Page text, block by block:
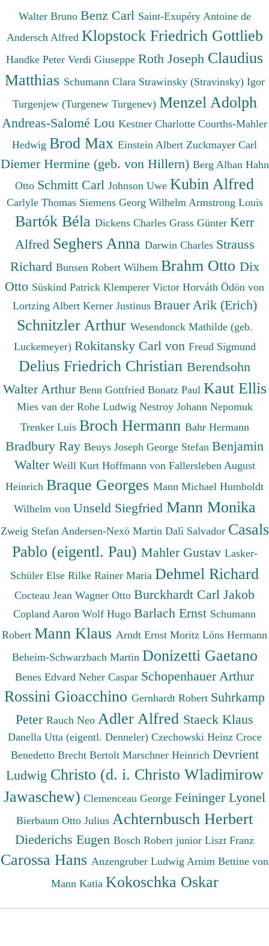
Walter Bruno Benz Carl Saint-Exupéry Antoine de
Andersch Alfred Klopstock Friedrich Gottlieb
Handke Peter Verdi Giuseppe Roth Joseph Claudius
Matthias Schumann Clara Strawinsky (Stravinsky) Igor
Turgenjew (Turgenew Turgenev) Menzel Adolph
Andreas-Salomé Lou Kestner Charlotte Courths-Mahler
Hedwig Brod Max Einstein Albert Zuckmayer Carl
Diemer Hermine (geb. von Hillern) Berg Alban Hahn
Otto Schmitt Carl Johnson Uwe Kubin Alfred
Carlyle Thomas Siemens Georg Wilhelm Armstrong Louis
Bartók Béla Dickens Charles Grass Günter Kerr
Alfred Seghers Anna Darwin Charles Strauss
Richard Bunsen Robert Wilhem Brahm Otto Dix
Otto Süskind Patrick Klemperer Victor Horváth Ödön von
Lortzing Albert Kerner Justinus Brauer Arik (Erich)
Schnitzler Arthur Wesendonck Mathilde (geb.
Luckemeyer) Rokitansky Carl von Freud Sigmund
Delius Friedrich Christian Berendsohn
Walter Arthur Benn Gottfried Bonatz Paul Kaut Ellis
Mies van der Rohe Ludwig Nestroy Johann Nepomuk
Trenker Luis Broch Hermann Bahr Hermann
Bradbury Ray Beuys Joseph George Stefan Benjamin
Walter Weill Kurt Hoffmann von Fallersleben August
Heinrich Braque Georges Mann Michael Humboldt
Wilhelm von Unseld Siegfried Mann Monika
Zweig Stefan Andersen-Nexö Martin Dalì Salvador Casals
Pablo (eigentl. Pau) Mahler Gustav Lasker-
Schüler Else Rilke Rainer Maria Dehmel Richard
Cocteau Jean Wagner Otto Burckhardt Carl Jakob
Copland Aaron Wolf Hugo Barlach Ernst Schumann
Robert Mann Klaus Arndt Ernst Moritz Löns Hermann
Beheim-Schwarzbach Martin Donizetti Gaetano
Benes Edvard Neher Caspar Schopenhauer Arthur
Rossini Gioacchino Gernhardt Robert Suhrkamp
Peter Rauch Neo Adler Alfred Staeck Klaus
Danella Utta (eigentl. Denneler) Czechowski Heinz Croce
Benedetto Brecht Bertolt Marschner Heinrich Devrient
Ludwig Christo (d. i. Christo Wladimirow
Jawaschew) Clemenceau George Feininger Lyonel
Bierbaum Otto Julius Achternbusch Herbert
Diederichs Eugen Bosch Robert junior Liszt Franz
Carossa Hans Anzengruber Ludwig Arnim Bettine von
Mann Katia Kokoschka Oskar